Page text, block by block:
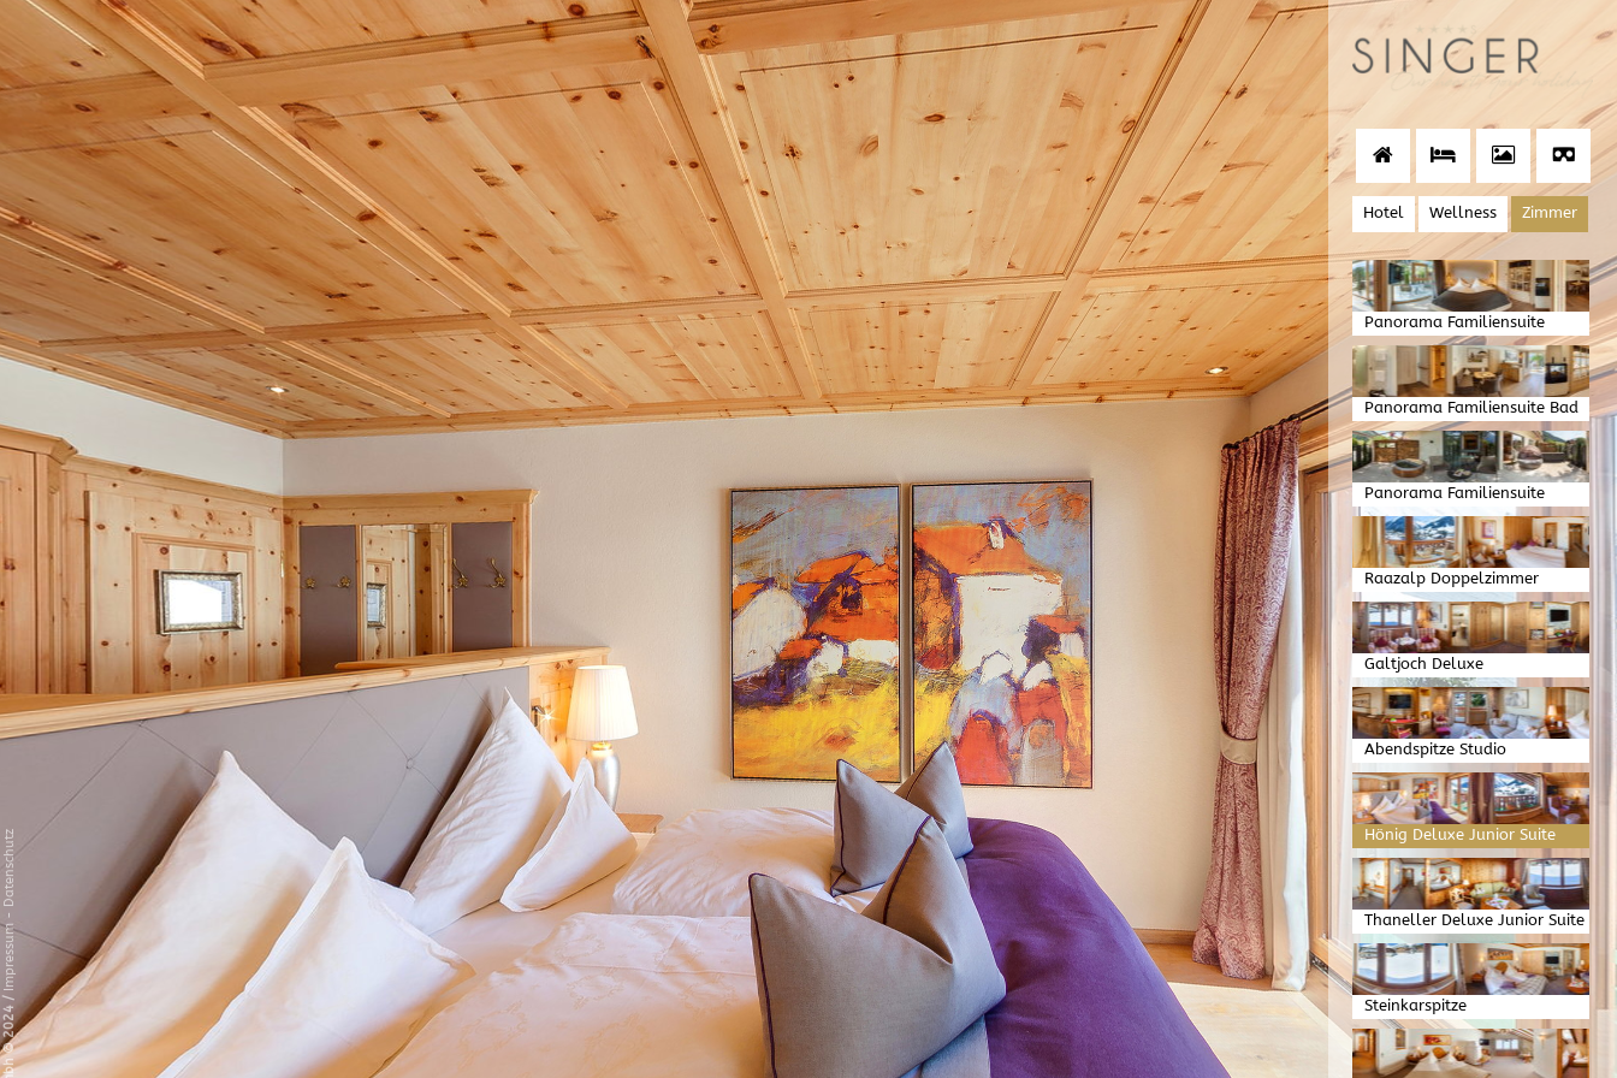
Hotel Wellness Zimmer
Panorama Familiensuite
Schlafen
Panorama Familiensuite Bad
und Wohnen
Panorama Familiensuite
Garten
Raazalp Doppelzimmer
Galtjoch Deluxe
Doppelzimmer
Abendspitze Studio
Hönig Deluxe Junior Suite
Thaneller Deluxe Junior Suite
Steinkarspitze
Familienappartment
/
Impressum
-
Datenschutz